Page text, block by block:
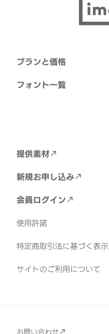
プランと価格
フォント一覧
提供素材
新規お申し込み
会員ログイン
使用許諾
特定商取引法に基づく表示
サイトのご利用について
お問い合わせ